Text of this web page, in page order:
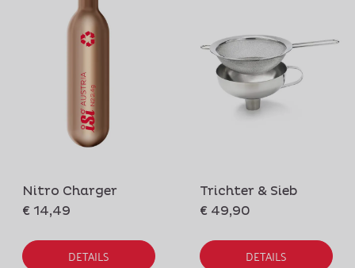
Nitro Charger
€ 14,49
DETAILS
Trichter & Sieb
€ 49,90
DETAILS